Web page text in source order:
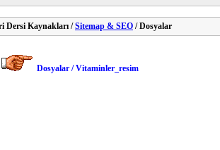
Dersi Kaynakları /Sitemap & SEO / Dosyalar
Dosyalar / Vitaminler_resim